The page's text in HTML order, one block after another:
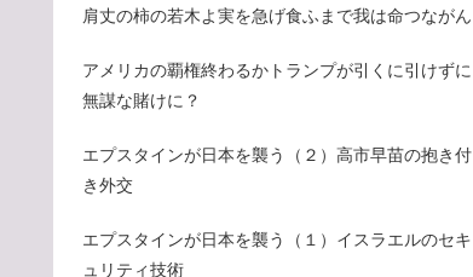
肩丈の柿の若木よ実を急げ食ふまで我は命つながん
アメリカの覇権終わるかトランプが引くに引けずに
無謀な賭けに？
エプスタインが日本を襲う（２）高市早苗の抱き付
き外交
エプスタインが日本を襲う（１）イスラエルのセキ
ュリティ技術